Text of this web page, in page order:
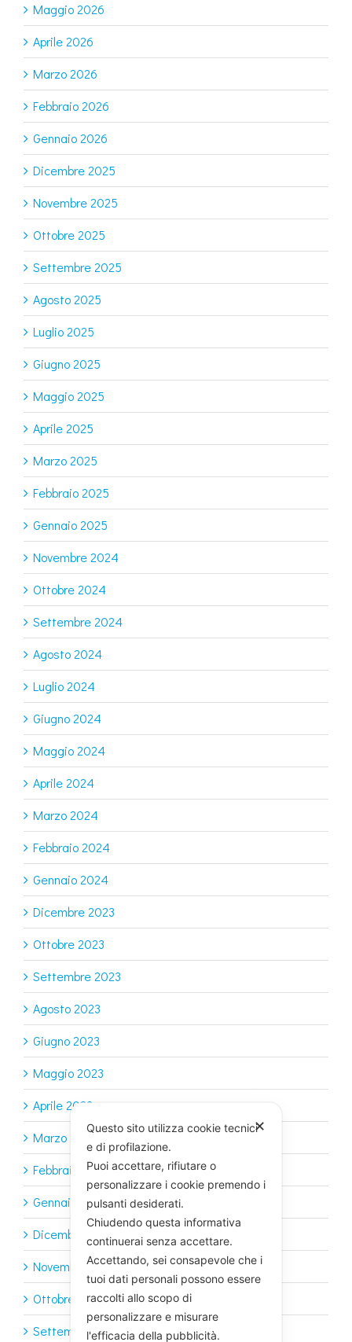
Maggio 2026
Aprile 2026
Marzo 2026
Febbraio 2026
Gennaio 2026
Dicembre 2025
Novembre 2025
Ottobre 2025
Settembre 2025
Agosto 2025
Luglio 2025
Giugno 2025
Maggio 2025
Aprile 2025
Marzo 2025
Febbraio 2025
Gennaio 2025
Novembre 2024
Ottobre 2024
Settembre 2024
Agosto 2024
Luglio 2024
Giugno 2024
Maggio 2024
Aprile 2024
Marzo 2024
Febbraio 2024
Gennaio 2024
Dicembre 2023
Ottobre 2023
Settembre 2023
Agosto 2023
Giugno 2023
Maggio 2023
Aprile 2023
Marzo 2023
Febbraio 2023
Gennaio 2023
Dicembre 2022
Novembre 2022
Ottobre 2022
Settembre 2022
✕
Questo sito utilizza cookie tecnici
e di profilazione.
Puoi accettare, rifiutare o
personalizzare i cookie premendo i
pulsanti desiderati.
Chiudendo questa informativa
continuerai senza accettare.
Accettando, sei consapevole che i
tuoi dati personali possono essere
raccolti allo scopo di
personalizzare e misurare
l'efficacia della pubblicità.